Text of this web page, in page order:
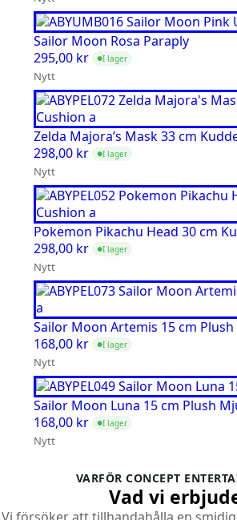
Sailor Moon Rosa Paraply
295,00 kr ●I lager
Nytt
Zelda Majora’s Mask 33 cm
298,00 kr ●I lager
Nytt
Pokemon Pikachu Head 30 cm
298,00 kr ●I lager
Nytt
Sailor Moon Artemis 15 cm
168,00 kr ●I lager
Nytt
Sailor Moon Luna 15 cm Plush
168,00 kr ●I lager
Nytt
VARFÖR CONCEPT
Vad vi